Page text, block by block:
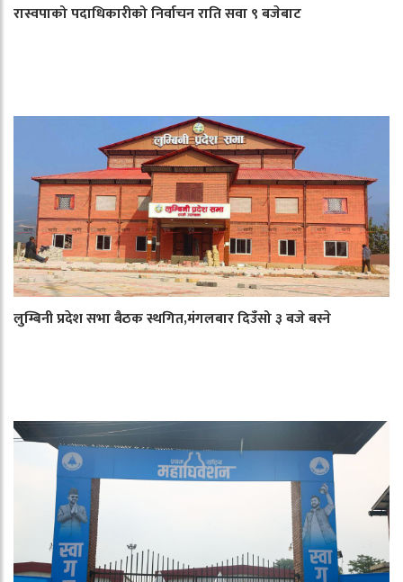
रास्वपाको पदाधिकारीको निर्वाचन राति सवा ९ बजेबाट
लुम्बिनी प्रदेश सभा बैठक स्थगित,मंगलबार दिउँसो ३ बजे बस्ने